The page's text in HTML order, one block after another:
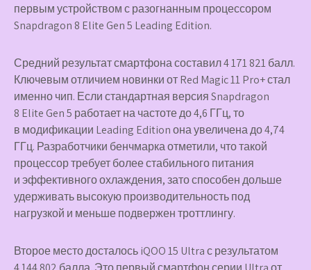
первым устройством с разогнанным процессором
Snapdragon 8 Elite Gen 5 Leading Edition.
Средний результат смартфона составил 4 171 821 балл.
Ключевым отличием новинки от Red Magic 11 Pro+ стал
именно чип. Если стандартная версия Snapdragon
8 Elite Gen 5 работает на частоте до 4,6 ГГц, то
в модификации Leading Edition она увеличена до 4,74
ГГц. Разработчики бенчмарка отметили, что такой
процессор требует более стабильного питания
и эффективного охлаждения, зато способен дольше
удерживать высокую производительность под
нагрузкой и меньше подвержен троттлингу.
Второе место досталось iQOO 15 Ultra с результатом